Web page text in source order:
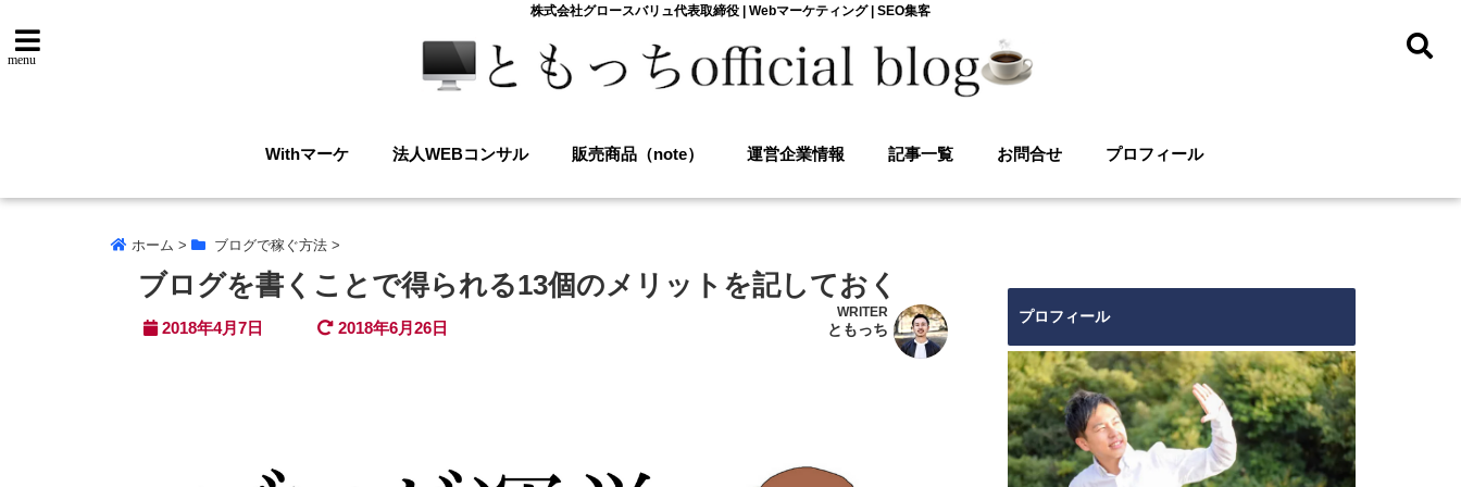
株式会社グロースバリュ代表取締役 | Webマーケティング | SEO集客
menu
Withマーケ 法人WEBコンサル 販売商品（note） 運営企業情報 記事一覧 お問合せ プロフィール
ホーム > ブログで稼ぐ方法 >
ブログを書くことで得られる13個のメリットを記しておく
2018年4月7日 2018年6月26日
WRITER
ともっち
プロフィール